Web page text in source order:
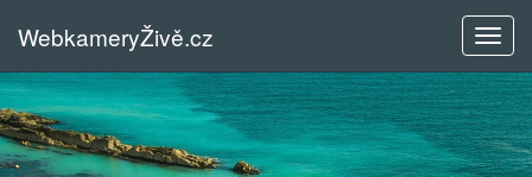
menu
WebkameryŽivě.cz